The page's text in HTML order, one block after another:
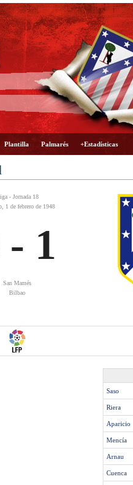
Plantilla Palmarés +Estadísticas
- Jornada 18
1 de febrero de 1948
- 1
San Mamés
Bilbao
Saso
Riera
Aparicio
Mencía
Arnau
Cuenca